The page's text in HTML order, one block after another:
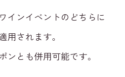
インイベントのどちらに
用されます。
ンとも併用可能です。